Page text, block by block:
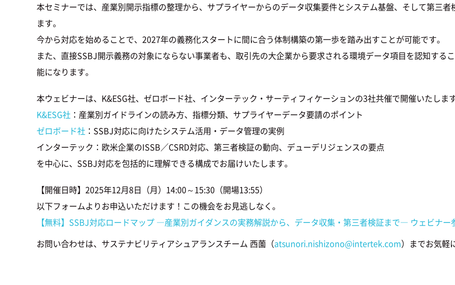
本セミナーでは、産業別開示指標の整理から、サプライヤーからのデータ収集要件とシステム基盤、そして第三
ます。
今から対応を始めることで、2027年の義務化スタートに間に合う体制構築の第一歩を踏み出すことが可能です。
また、直接SSBJ開示義務の対象にならない事業者も、取引先の大企業から要求される環境データ項目を認知する
能になります。
本ウェビナーは、K&ESG社、ゼロボード社、インターテック・サーティフィケーションの3社共催で開催いたしま
K&ESG社 ：産業別ガイドラインの読み方、指標分類、サプライヤーデータ要請のポイント
ゼロボード社 ：SSBJ対応に向けたシステム活用・データ管理の実例
インターテック：欧米企業のISSB／CSRD対応、第三者検証の動向、デューデリジェンスの要点
を中心に、SSBJ対応を包括的に理解できる構成でお届けいたします。
【開催日時】2025年12月8日（月）14:00～15:30（開場13:55）
以下フォームよりお申込いただけます！この機会をお見逃しなく。
【無料】SSBJ対応ロードマップ ―産業別ガイダンスの実務解説から、データ収集・第三者検証まで― ウェビナー
お問い合わせは、サステナビリティアシュアランスチーム 西薗（atsunori.nishizono@intertek.com）までお気軽